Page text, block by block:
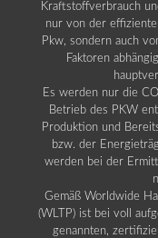
Kraftstoffverbrauch
nur von der
Pkw, sondern auch
Faktoren
Es werden nur die CO
Betrieb des PKW
Produktion und
bzw. der
werden bei der
Gemäß Worldwide
(WLTP) ist bei voll
genannten,